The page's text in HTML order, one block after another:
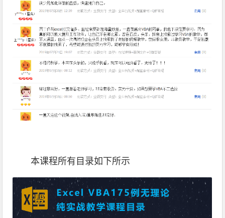
本课程所有目录如下所示